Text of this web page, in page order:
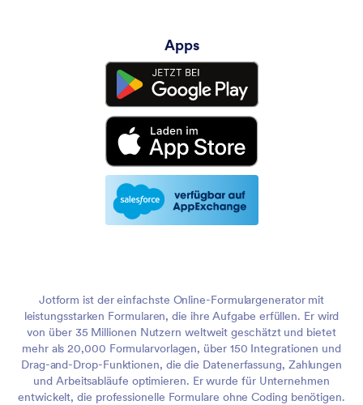
Apps
Jotform ist der einfachste Online-Formulargenerator mit
leistungsstarken Formularen, die ihre Aufgabe erfüllen. Er wird
von über 35 Millionen Nutzern weltweit geschätzt und bietet
mehr als 20,000 Formularvorlagen, über 150 Integrationen und
Drag-and-Drop-Funktionen, die die Datenerfassung, Zahlungen
und Arbeitsabläufe optimieren. Er wurde für Unternehmen
entwickelt, die professionelle Formulare ohne Coding benötigen.